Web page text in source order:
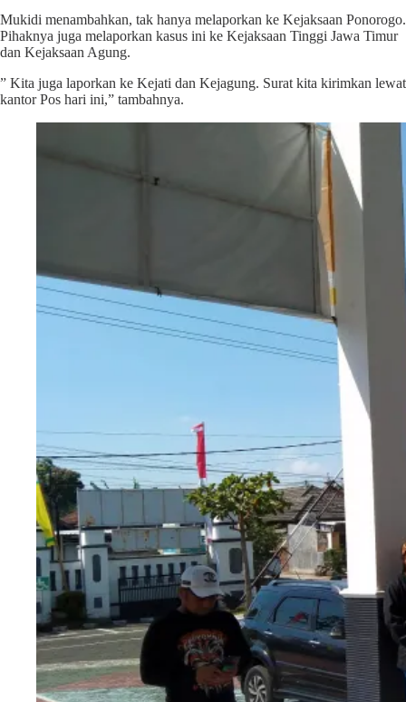
Mukidi menambahkan, tak hanya melaporkan ke Kejaksaan Ponorogo.
Pihaknya juga melaporkan kasus ini ke Kejaksaan Tinggi Jawa Timur
dan Kejaksaan Agung.
” Kita juga laporkan ke Kejati dan Kejagung. Surat kita kirimkan lewat
kantor Pos hari ini,” tambahnya.